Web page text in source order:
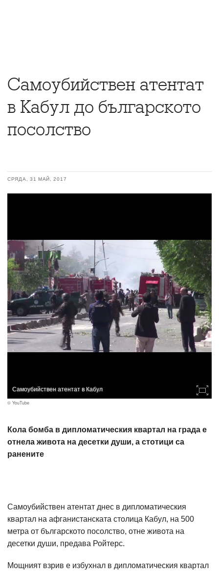
Самоубийствен атентат
в Кабул до българското
посолство
СРЯДА, 31 МАЙ, 2017
Самоубийствен атентат в Кабул
© YouTube
Кола бомба в дипломатическия квартал на града е
отнела живота на десетки души, а стотици са
ранените
Самоубийствен атентат днес в дипломатическия
квартал на афганистанската столица Кабул, на 500
метра от българското посолство, отне живота на
десетки души, предава Ройтерс.
Мощният взрив е избухнал в дипломатическия квартал